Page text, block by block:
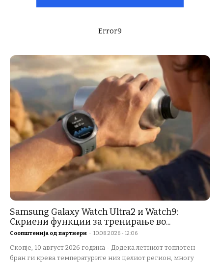
Error9
Samsung Galaxy Watch Ultra2 и Watch9:
Скриени функции за тренирање во...
Соопштенија од партнери - 10.08.2026 - 12:06
Скопје, 10 август 2026 година - Додека летниот топлотен
бран ги крева температурите низ целиот регион, многу